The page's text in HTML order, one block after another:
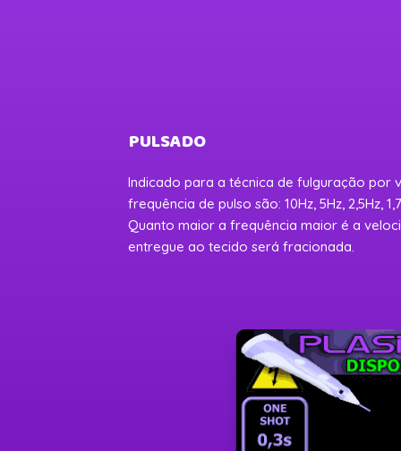
PULSADO
Indicado para a técnica de fulguração por
frequência de pulso são: 10Hz, 5Hz, 2,5Hz,
Quanto maior a frequência maior é a
entregue ao tecido será fracionada.